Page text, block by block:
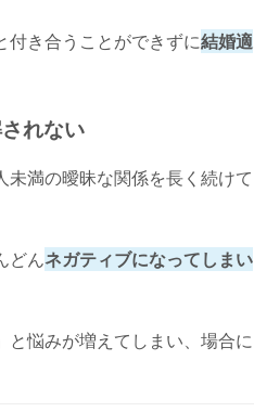
付き合うことができずに結婚適
れない
満の曖昧な関係を長く続けて
どんネガティブになってしまい
悩みが増えてしまい、場合に